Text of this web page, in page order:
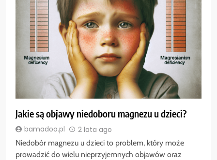
Jakie są objawy niedoboru magnezu u dzieci?
bamadoo.pl 2 lata ago
Niedobór magnezu u dzieci to problem, który może
prowadzić do wielu nieprzyjemnych objawów oraz